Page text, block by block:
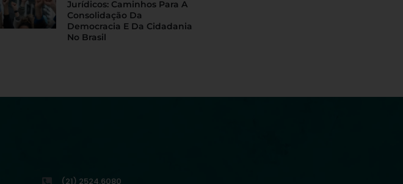
Jurídicos: Caminhos Para A
Consolidação Da
Democracia E Da Cidadania
No Brasil
(21) 2524.6080